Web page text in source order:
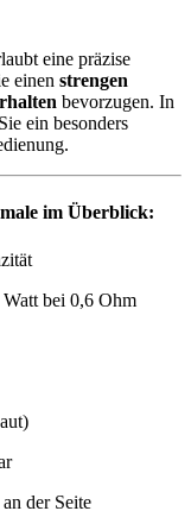
eine präzise
einen strengen
bevorzugen. In
ein besonders
im Überblick:
bei 0,6 Ohm
der Seite